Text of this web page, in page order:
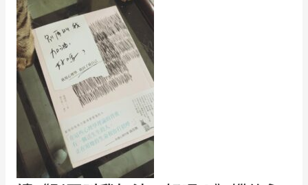
學
3
招，
讓
你
守
荷
包！
《別
再
叫
我
加
油，
好
嗎？》
縱
使